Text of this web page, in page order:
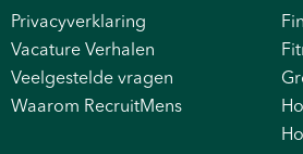
Privacyverklaring
Vacature Verhalen
Veelgestelde vragen
Waarom RecruitMens